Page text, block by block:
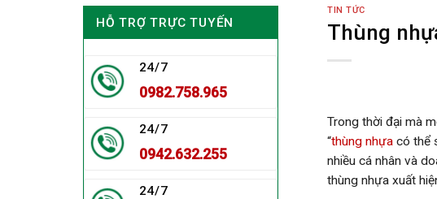
HỖ TRỢ TRỰC TUYẾN
24/7
0982.758.965
24/7
0942.632.255
24/7
TIN TỨC
Thùng
Trong thời đại mà
“thùng nhựa có thể
nhiều cá nhân và
thùng nhựa xuất